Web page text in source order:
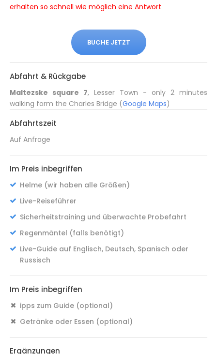
erhalten so schnell wie möglich eine Antwort
BUCHE JETZT
Abfahrt & Rückgabe
Maltezske square 7, Lesser Town - only 2 minutes
walking form the Charles Bridge (Google Maps)
Abfahrtszeit
Auf Anfrage
Im Preis inbegriffen
Helme (wir haben alle Größen)
Live-Reiseführer
Sicherheitstraining und überwachte Probefahrt
Regenmäntel (falls benötigt)
Live-Guide auf Englisch, Deutsch, Spanisch oder
Russisch
Im Preis inbegriffen
ipps zum Guide (optional)
Getränke oder Essen (optional)
Ergänzungen